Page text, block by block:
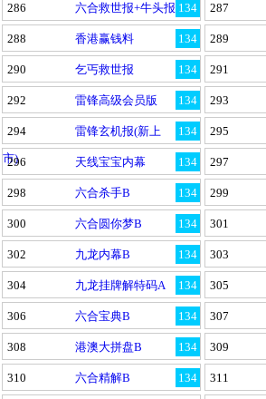
134
286 六合救世报+牛头报 287
134
288 香港赢钱料 289
134
290 乞丐救世报 291
134
292 雷锋高级会员版 293
134
294
雷锋玄机报(新上
市)
295
134
296 天线宝宝内幕 297
134
298 六合杀手B 299
134
300 六合圆你梦B 301
134
302 九龙内幕B 303
134
304 九龙挂牌解特码A 305
134
306 六合宝典B 307
134
308 港澳大拼盘B 309
134
310 六合精解B 311